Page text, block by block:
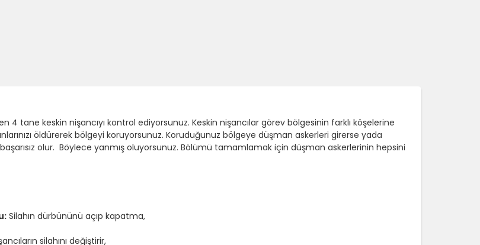
tane keskin nişancıyı kontrol ediyorsunuz. Keskin nişancılar görev bölgesinin farklı köşelerine
öldürerek bölgeyi koruyorsunuz. Koruduğunuz bölgeye düşman askerleri girerse yada
olur. Böylece yanmış oluyorsunuz. Bölümü tamamlamak için düşman askerlerinin hepsini
Silahın dürbününü açıp kapatma,
silahını değiştirir,